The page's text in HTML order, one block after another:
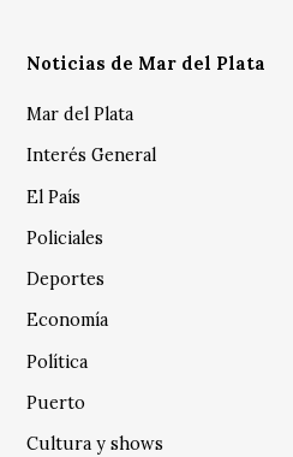
Noticias de Mar del Plata
Mar del Plata
Interés General
El País
Policiales
Deportes
Economía
Política
Puerto
Cultura y shows